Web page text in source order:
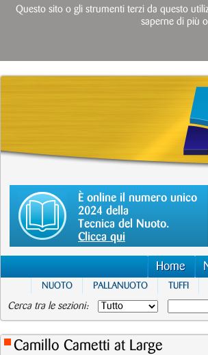
È online il numero unico
2024 della
Tecnica del Nuoto.
Clicca qui
Home
NUOTO PALLANUOTO TUFFI
Cerca tra le sezioni:
Camillo Cametti at Large
Questo sito o gli strumenti terzi da questo
saperne di più